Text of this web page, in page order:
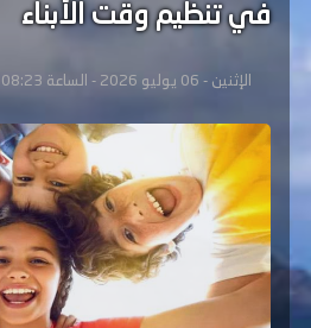
في تنظيم وقت الأبناء
الإثنين - 06 يوليو 2026 - الساعة 08:23 ص بتوقيت اليمن